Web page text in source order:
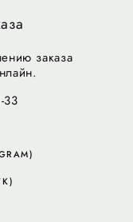
заказа
33